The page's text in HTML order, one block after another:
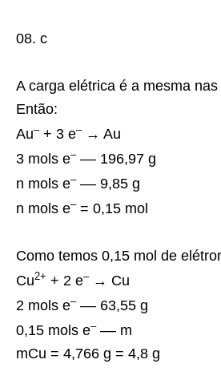
08. c
A carga elétrica é a mesma
Então:
Au–+ 3 e–→ Au
3 mols e––– 196,97 g
n mols e––– 9,85 g
n mols e–= 0,15 mol
Como temos 0,15 mol de
Cu2+ + 2 e–→ Cu
2 mols e––– 63,55 g
0,15 mols e––– m
mCu = 4,766 g = 4,8 g